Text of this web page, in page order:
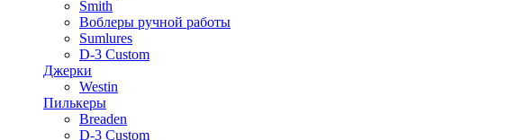
Smith
Воблеры ручной работы
Sumlures
D-3 Custom
Джерки
Westin
Пилькеры
Breaden
D-3 Custom